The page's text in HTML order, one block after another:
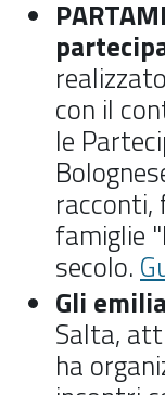
con il
le
famiglie
secolo.
Gli
Salta,
ha